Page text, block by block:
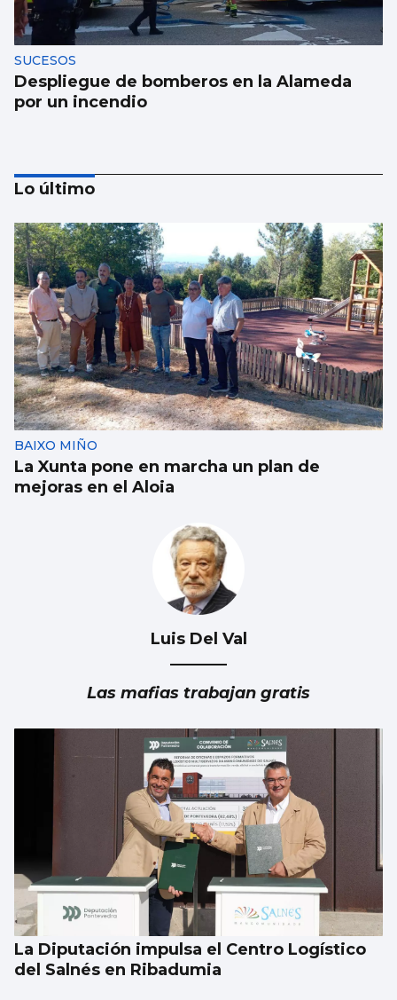
SUCESOS
Despliegue de bomberos en la Alameda
por un incendio
FÁBRICA
La planta de chips fotónicos Sparc moviliza
110 millones
Lo último
BAIXO MIÑO
La Xunta pone en marcha un plan de
mejoras en el Aloia
Luis Del Val
Las mafias trabajan gratis
La Diputación impulsa el Centro Logístico
del Salnés en Ribadumia